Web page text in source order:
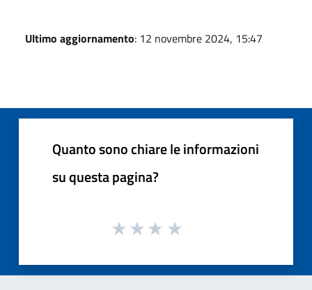
Ultimo aggiornamento: 12 novembre 2024, 15:47
Quanto sono chiare le informazioni
su questa pagina?